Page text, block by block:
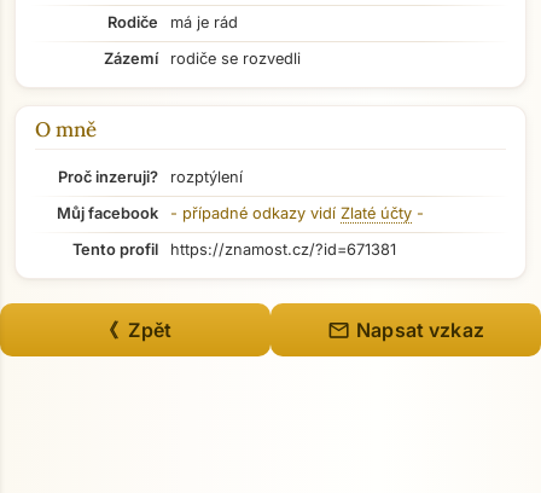
Přejít na hlavní obsah
Rodiče
má je rád
Zázemí
rodiče se rozvedli
O mně
Proč inzeruji?
rozptýlení
Můj facebook
- případné odkazy vidí Zlaté účty -
Tento profil
https://znamost.cz/?id=671381
《 Zpět mail Napsat vzkaz